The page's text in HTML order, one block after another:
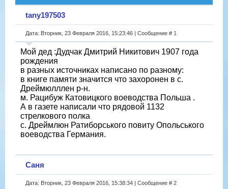
tany197503
Дата: Вторник, 23 Февраля 2016, 15:23:46 | Сообщение # 1
Мой дед :Дудчак Дмитрий Никитович 1907 года
рождения
в разных источниках написано по разному:
в книге памяти значится что захоронен в с.
Дреймюлллен р-н.
м. Рацибуж Катовицкого воеводства Польша .
А в газете написали что рядовой 1132
стрелкового полка
с. Дреймлюн Ратиборського повиту Опольського
воеводства Германия.
Саня
Дата: Вторник, 23 Февраля 2016, 15:38:34 | Сообщение # 2